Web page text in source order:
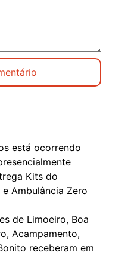
está ocorrendo
Kits do
e Ambulância Zero
de Limoeiro, Boa
Acampamento,
receberam em